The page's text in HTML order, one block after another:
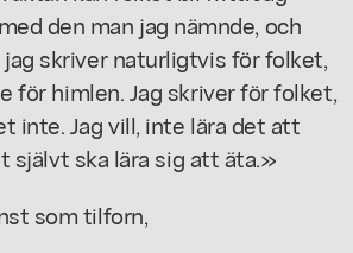
den man jag nämnde, och
jag skriver naturligtvis för folket,
för himlen. Jag skriver för folket,
inte. Jag vill, inte lära det att
självt ska lära sig att äta.»
som tilforn,